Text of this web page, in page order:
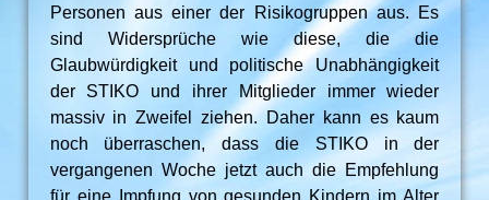
Personen aus einer der Risikogruppen aus. Es
sind Widersprüche wie diese, die die
Glaubwürdigkeit und politische Unabhängigkeit
der STIKO und ihrer Mitglieder immer wieder
massiv in Zweifel ziehen. Daher kann es kaum
noch überraschen, dass die STIKO in der
vergangenen Woche jetzt auch die Empfehlung
für eine Impfung von gesunden Kindern im Alter